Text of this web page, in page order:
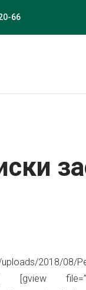
66
2018/08/
[gview